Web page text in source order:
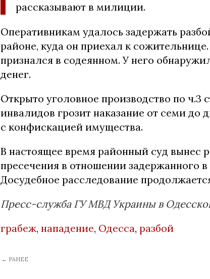
рассказывают в милиции.
Оперативникам удалось задержать
районе, куда он приехал к
признался в содеянном. У него
денег.
Открыто уголовное производство по ч.3
инвалидов грозит наказание от семи до
с конфискацией имущества.
В настоящее время районный суд вынес
пресечения в отношении задержанного
Досудебное расследование
Пресс-служба ГУ МВД Украины в
грабеж, нападение, Одесса, разбой
← РАНЕЕ